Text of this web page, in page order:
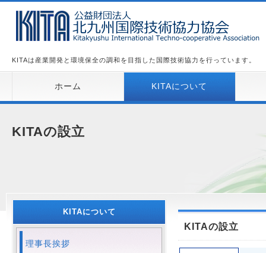
KITAは産業開発と環境保全の調和を目指した国際技術協力を行っています。
ホーム KITAについて
KITAの設立
KITAの設立
KITAについて
理事長挨拶